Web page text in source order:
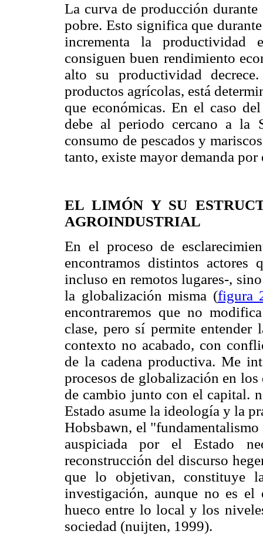
La curva de producción
pobre. Esto significa que
incrementa la
consiguen buen rendimiento
alto su productividad
productos agrícolas, está
que económicas. En el caso
debe al periodo cercano a la
consumo de pescados y
tanto, existe mayor demanda
EL LIMÓN Y SU
AGROINDUSTRIAL
En el proceso de
encontramos distintos actores
incluso en remotos lugares-,
la globalización misma (figura
encontraremos que no
clase, pero sí permite
contexto no acabado, con
de la cadena productiva. Me
procesos de globalización en
de cambio junto con el capital.
Estado asume la ideología y la
Hobsbawn, el
auspiciada por el Estado
reconstrucción del discurso
que lo objetivan, constituye
investigación, aunque no es
hueco entre lo local y los
sociedad (nuijten, 1999).